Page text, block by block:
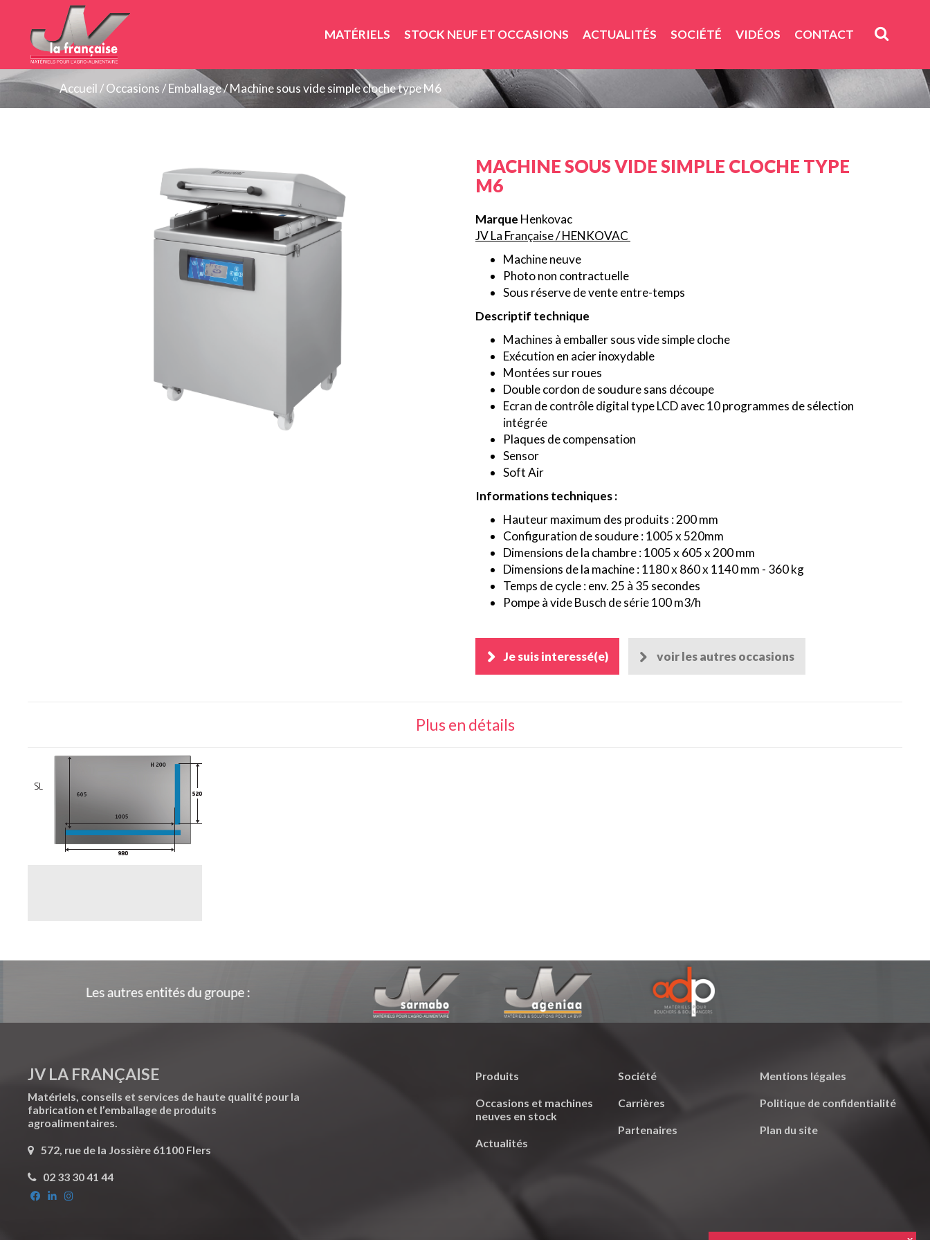
MATÉRIELS STOCK NEUF ET OCCASIONS ACTUALITÉS SOCIÉTÉ VIDÉOS CONTACT
Accueil/Occasions/Emballage/Machine sous vide simple cloche type M6
MACHINE SOUS VIDE SIMPLE CLOCHE TYPE
M6
Marque Henkovac
JV La Française / HENKOVAC
Machine neuve
Photo non contractuelle
Sous réserve de vente entre-temps
Descriptif technique
Machines à emballer sous vide simple cloche
Exécution en acier inoxydable
Montées sur roues
Double cordon de soudure sans découpe
Ecran de contrôle digital type LCD avec 10 programmes de sélection
intégrée
Plaques de compensation
Sensor
Soft Air
Informations techniques :
Hauteur maximum des produits : 200 mm
Configuration de soudure : 1005 x 520mm
Dimensions de la chambre : 1005 x 605 x 200 mm
Dimensions de la machine : 1180 x 860 x 1140 mm - 360 kg
Temps de cycle : env. 25 à 35 secondes
Pompe à vide Busch de série 100 m3/h
Je suis interessé(e) voir les autres occasions
Plus en détails
JV LA FRANÇAISE
Matériels, conseils et services de haute qualité pour la
fabrication et l’emballage de produits
agroalimentaires.
572, rue de la Jossière 61100 Flers
02 33 30 41 44
Produits
Occasions et machines
neuves en stock
Actualités
Société
Carrières
Partenaires
Mentions légales
Politique de confidentialité
Plan du site
Panneau de gestion des cookies